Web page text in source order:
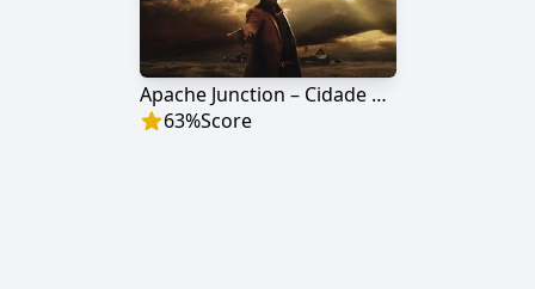
Apache Junction – Cidade Sem Lei
63%Score